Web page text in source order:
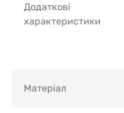
Додаткові
характеристики
Матеріал